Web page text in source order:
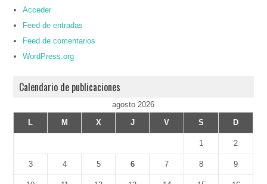
Acceder
Feed de entradas
Feed de comentarios
WordPress.org
Calendario de publicaciones
agosto 2026
L
M X J V S D
1 2
3 4 5 6 7 8 9